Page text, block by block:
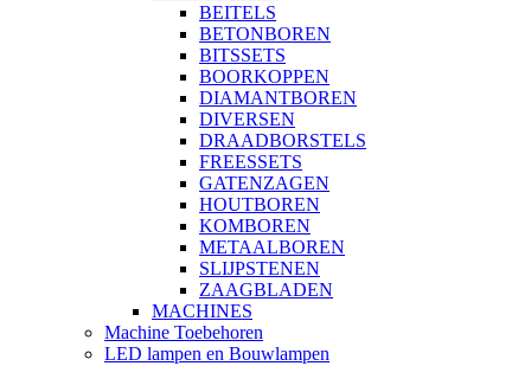
BEITELS
BETONBOREN
BITSSETS
BOORKOPPEN
DIAMANTBOREN
DIVERSEN
DRAADBORSTELS
FREESSETS
GATENZAGEN
HOUTBOREN
KOMBOREN
METAALBOREN
SLIJPSTENEN
ZAAGBLADEN
MACHINES
Machine Toebehoren
LED lampen en Bouwlampen